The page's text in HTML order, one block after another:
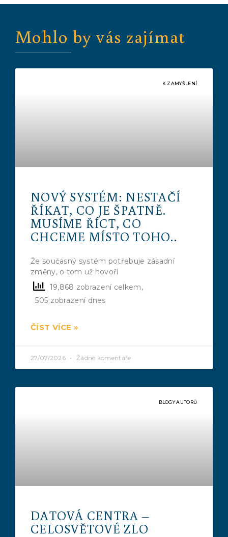
Mohlo by vás zajímat
K ZAMYŠLENÍ
NOVÝ SYSTÉM: NESTAČÍ
ŘÍKAT, CO JE ŠPATNĚ.
MUSÍME ŘÍCT, CO
CHCEME MÍSTO TOHO..
Že současný systém potřebuje zásadní
změny, o tom už hovoří
19,868 zobrazení celkem,
505 zobrazení dnes
ČÍST VÍCE »
27/07/2026 Žádné komentáře
BLOGY AUTORŮ
DATOVÁ CENTRA –
CELOSVĚTOVÉ ZLO